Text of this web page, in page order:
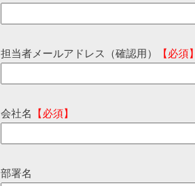
担当者メールアドレス（確認用） 【必須
会社名 【必須】
部署名